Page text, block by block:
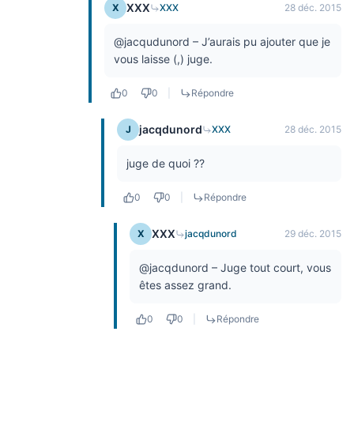
X XXX XXX 28 déc. 2015
@jacqudunord – J’aurais pu ajouter que je
vous laisse (,) juge.
0 0 Répondre
J jacqdunord XXX 28 déc. 2015
juge de quoi ??
0 0 Répondre
X XXX jacqdunord 29 déc. 2015
@jacqdunord – Juge tout court, vous
êtes assez grand.
0 0 Répondre